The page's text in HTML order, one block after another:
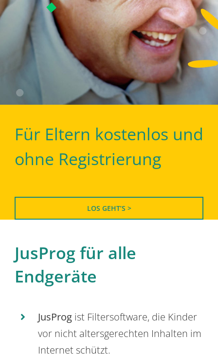
Für Eltern kostenlos und
ohne Registrierung
LOS GEHT’S >
JusProg für alle
Endgeräte
JusProg ist Filtersoftware, die Kinder
vor nicht altersgerechten Inhalten im
Internet schützt.